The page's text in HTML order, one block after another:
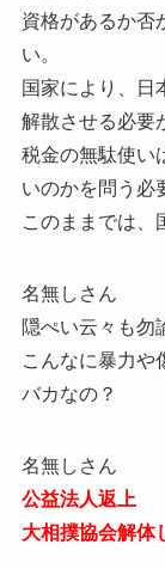
資格があるか否
い。
国家により、日
解散させる必要
税金の無駄使い
いのかを問う必
このままでは、
名無しさん
隠ぺい云々も勿
こんなに暴力や
バカなの？
名無しさん
公益法人返上
大相撲協会解体